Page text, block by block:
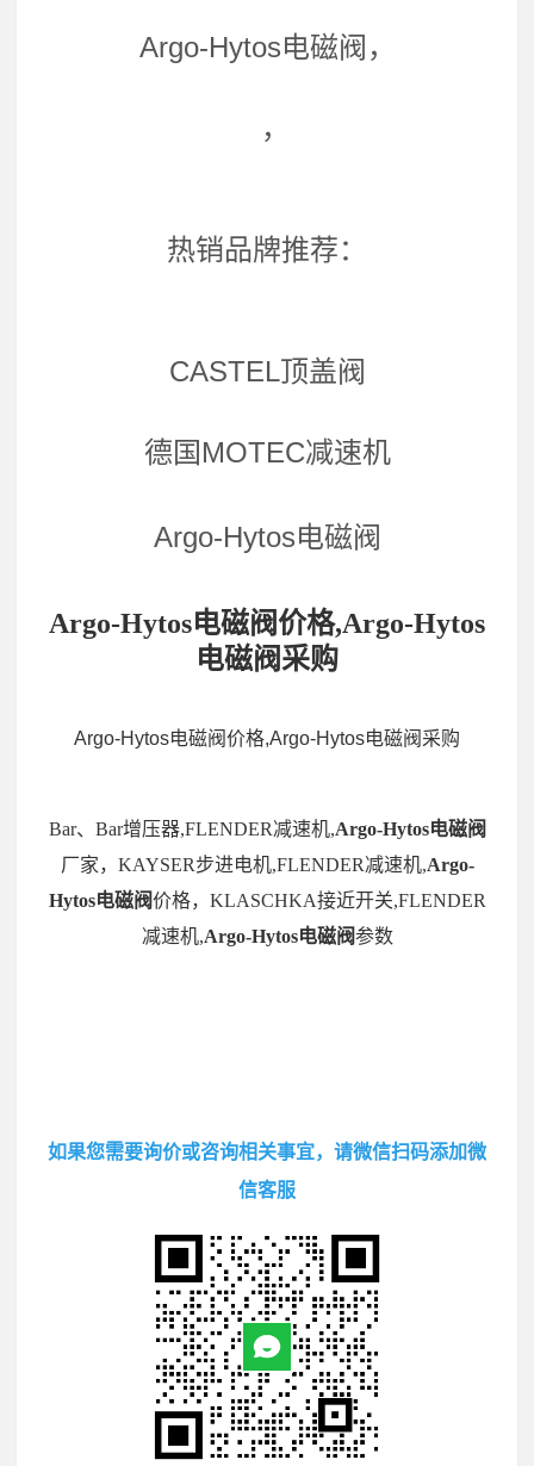
Argo-Hytos电磁阀，
，
热销品牌推荐：
CASTEL顶盖阀
德国MOTEC减速机
Argo-Hytos电磁阀
Argo-Hytos电磁阀价格,Argo-Hytos
电磁阀采购
Argo-Hytos电磁阀价格,Argo-Hytos电磁阀采购
Bar、Bar增压器,FLENDER减速机,Argo-Hytos电磁阀
厂家，KAYSER步进电机,FLENDER减速机,Argo-
Hytos电磁阀价格，KLASCHKA接近开关,FLENDER
减速机,Argo-Hytos电磁阀参数
如果您需要询价或咨询相关事宜，请微信扫码添加微
信客服